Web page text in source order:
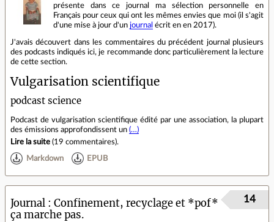
présente dans ce journal ma sélection personnelle en
Français pour ceux qui ont les mêmes envies que moi (il s'agit
d'une mise à jour d'un journal écrit en en 2017).
J'avais découvert dans les commentaires du précédent journal plusieurs
des podcasts indiqués ici, je recommande donc particulièrement la lecture
de cette section.
Vulgarisation scientifique
podcast science
Podcast de vulgarisation scientifique édité par une association, la plupart
des émissions approfondissent un (…)
Lire la suite (19 commentaires).
Markdown EPUB
Journal
Confinement, recyclage et *pof*
ça marche pas.
14